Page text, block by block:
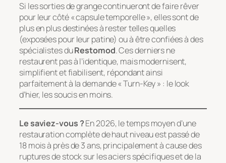
Si les sorties de grange continueront de faire rêver
pour leur côté « capsule temporelle », elles sont de
plus en plus destinées à rester telles quelles
(exposées pour leur patine) ou à être confiées à des
spécialistes duRestomod. Ces derniers ne
restaurent pas à l’identique, mais modernisent,
simplifient et fiabilisent, répondant ainsi
parfaitement à la demande « Turn-Key » : le look
d’hier, les soucis en moins.
Le saviez-vous ?En 2026, le temps moyen d’une
restauration complète de haut niveau est passé de
18 mois à près de 3 ans, principalement à cause des
ruptures de stock sur les aciers spécifiques et de la